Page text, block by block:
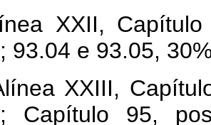
XXII,
93.04 e 93.05,
XXIII,
Capítulo 95,